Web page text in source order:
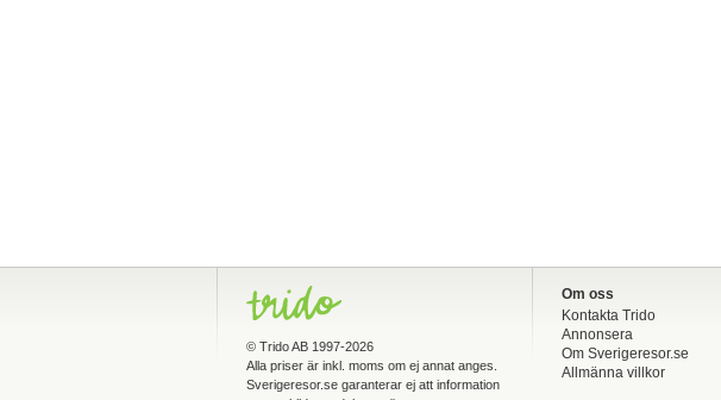
© Trido AB 1997-2026
Alla priser är inkl. moms om ej annat anges.
Sverigeresor.se garanterar ej att information
Om oss
Kontakta Trido
Annonsera
Om Sverigeresor.se
Allmänna villkor